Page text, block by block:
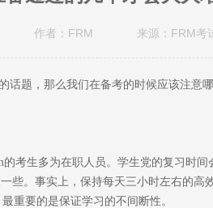
作者：FRM 来源：FRM考
话题，那么我们在备考的时候应该注意
考生多为在职人员。学生党的复习时间
些。事实上，保持每天三小时左右的高
重要的是保证学习的不间断性。